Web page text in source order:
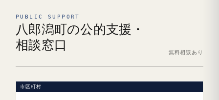
PUBLIC SUPPORT
八郎潟町の公的支援・
相談窓口
無料相談あり
市区町村